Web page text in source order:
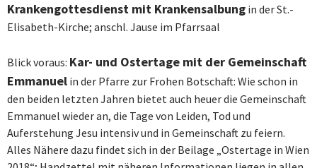
Krankengottesdienst mit Krankensalbung in der St.-
Elisabeth-Kirche; anschl. Jause im Pfarrsaal
Blick voraus: Kar- und Ostertage mit der Gemeinschaft
Emmanuel in der Pfarre zur Frohen Botschaft: Wie schon in
den beiden letzten Jahren bietet auch heuer die Gemeinschaft
Emmanuel wieder an, die Tage von Leiden, Tod und
Auferstehung Jesu intensiv und in Gemeinschaft zu feiern.
Alles Nähere dazu findet sich in der Beilage „Ostertage in Wien